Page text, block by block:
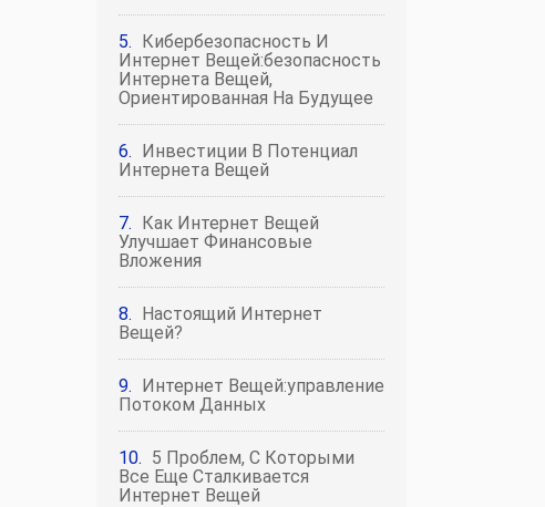
Кибербезопасность И
Интернет Вещей:безопасность
Интернета Вещей,
Ориентированная На Будущее
Инвестиции В Потенциал
Интернета Вещей
Как Интернет Вещей
Улучшает Финансовые
Вложения
Настоящий Интернет
Вещей?
Интернет Вещей:управление
Потоком Данных
5 Проблем, С Которыми
Все Еще Сталкивается
Интернет Вещей